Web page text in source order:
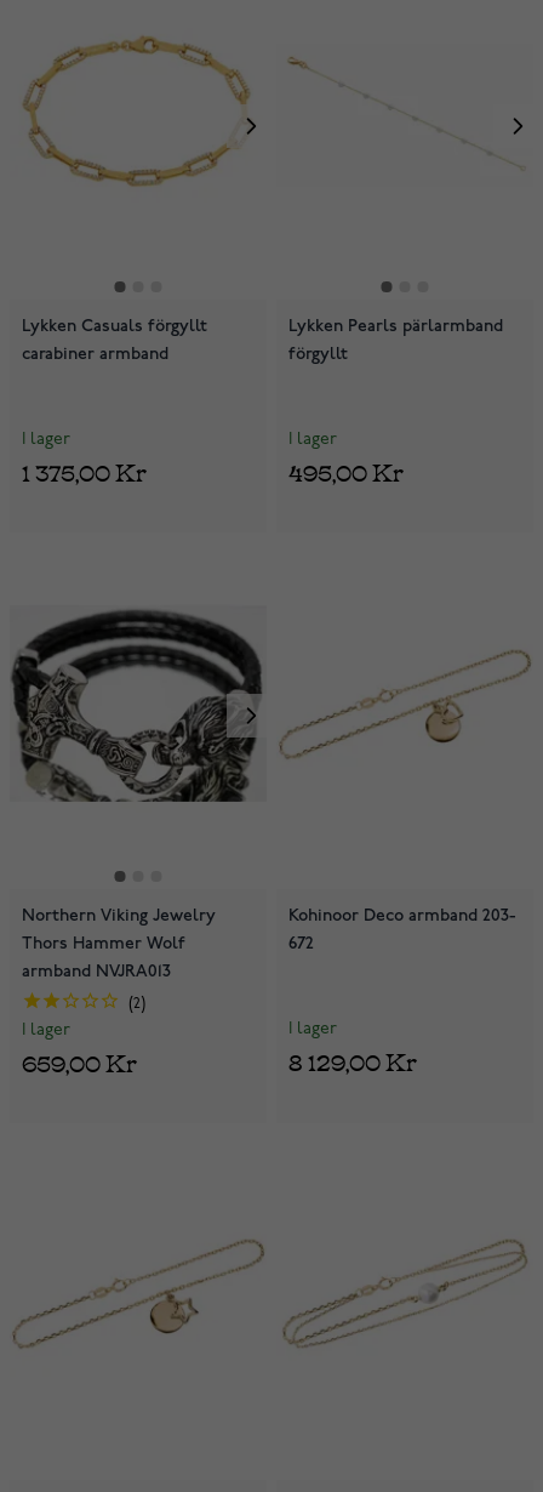
Lykken Casuals förgyllt
carabiner armband
I lager
1 375,00 Kr
Lykken Pearls pärlarmband
förgyllt
I lager
495,00 Kr
Northern Viking Jewelry
Thors Hammer Wolf
armband NVJRA013
2
I lager
659,00 Kr
Kohinoor Deco armband 203-
672
I lager
8 129,00 Kr